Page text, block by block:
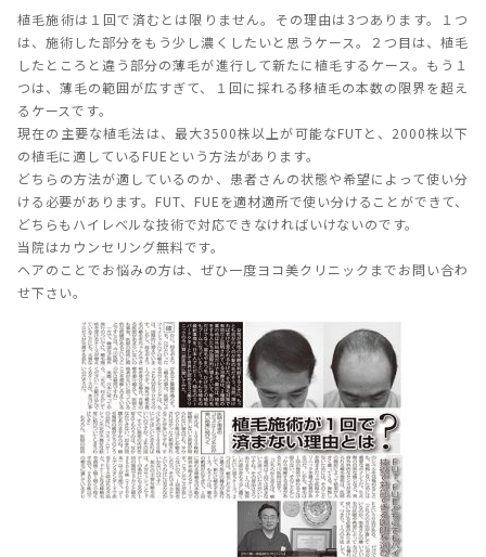
植毛施術は１回で済むとは限りません。その理由は3つあります。１つ
は、施術した部分をもう少し濃くしたいと思うケース。２つ目は、植毛
したところと違う部分の薄毛が進行して新たに植毛するケース。もう１
つは、薄毛の範囲が広すぎて、１回に採れる移植毛の本数の限界を超え
るケースです。
現在の主要な植毛法は、最大3500株以上が可能なFUTと、2000株以下
の植毛に適しているFUEという方法があります。
どちらの方法が適しているのか、患者さんの状態や希望によって使い分
ける必要があります。FUT、FUEを適材適所で使い分けることができて、
どちらもハイレベルな技術で対応できなければいけないのです。
当院はカウンセリング無料です。
ヘアのことでお悩みの方は、ぜひ一度ヨコ美クリニックまでお問い合わ
せ下さい。